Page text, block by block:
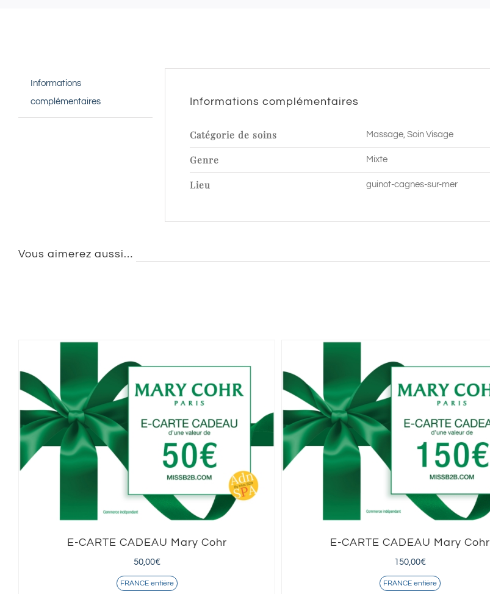
Mer
Informations
complémentaires
Informations complémentaires
Catégorie de soins Massage, Soin Visage
Genre Mixte
Lieu guinot-cagnes-sur-mer
Vous aimerez aussi…
E-CARTE CADEAU Mary Cohr
50,00€
FRANCE entière
E-CARTE CADEAU Mary Cohr
150,00€
FRANCE entière